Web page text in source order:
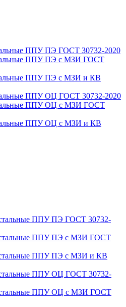
ППУ ПЭ ГОСТ 30732-2020
ППУ ПЭ с МЗИ ГОСТ
ППУ ПЭ с МЗИ и КВ
ППУ ОЦ ГОСТ 30732-2020
ППУ ОЦ с МЗИ ГОСТ
ППУ ОЦ с МЗИ и КВ
стальные ППУ ПЭ ГОСТ 30732-
стальные ППУ ПЭ с МЗИ ГОСТ
стальные ППУ ПЭ с МЗИ и КВ
стальные ППУ ОЦ ГОСТ 30732-
стальные ППУ ОЦ с МЗИ ГОСТ